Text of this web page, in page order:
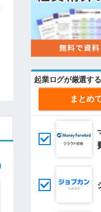
起業ログが厳選す
まとめ